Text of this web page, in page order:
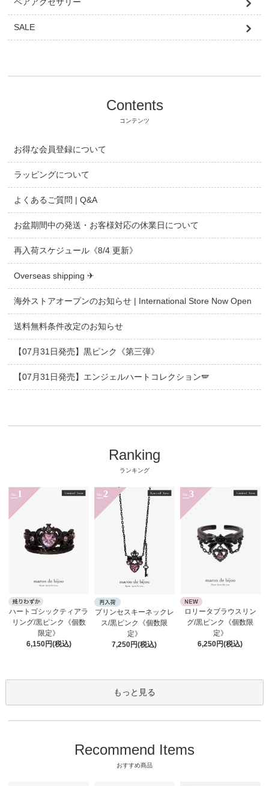
ペアアクセサリー
SALE
Contents
コンテンツ
お得な会員登録について
ラッピングについて
よくあるご質問 | Q&A
お盆期間中の発送・お客様対応の休業日について
再入荷スケジュール《8/4 更新》
Overseas shipping ✈
海外ストアオープンのお知らせ | International Store Now Open
送料無料条件改定のお知らせ
【07月31日発売】黒ピンク《第三弾》
【07月31日発売】エンジェルハートコレクション🪽
Ranking
ランキング
No. 1
ハートゴシックティアラ
リング/黒ピンク《個数
限定》
6,150円(税込)
No. 2
プリンセスキーネックレ
ス/黒ピンク《個数限
定》
7,250円(税込)
No. 3
ロリータブラウスリン
グ/黒ピンク《個数限
定》
6,250円(税込)
もっと見る
Recommend Items
おすすめ商品